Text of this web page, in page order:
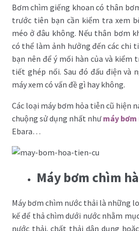
Bơm chìm giếng khoan có thân
trước tiên bạn cần kiểm tra xem
méo ở đâu không. Nếu thân bơm
có thể làm ảnh hưởng đến các chi
bạn nên để ý mối hàn của và kiểm
tiết ghép nối. Sau đó đấu điện và
máy xem có vấn đề gì hay không.
Các loại máy bơm hỏa tiễn cũ hiện
chuộng sử dụng nhất như máy
Ebara…
Máy bơm chìm
Máy bơm chìm nước thải là những
kế để thả chìm dưới nước nhằm
nước thải, chất thải dân dụng